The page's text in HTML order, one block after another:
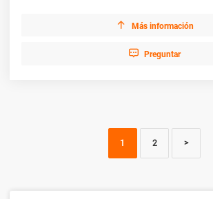
 Más información
 Preguntar
1 2 >